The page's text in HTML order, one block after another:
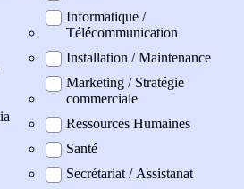
Informatique /
Télécommunication
Installation / Maintenance
Marketing / Stratégie
commerciale
Ressources Humaines
Santé
Secrétariat / Assistanat